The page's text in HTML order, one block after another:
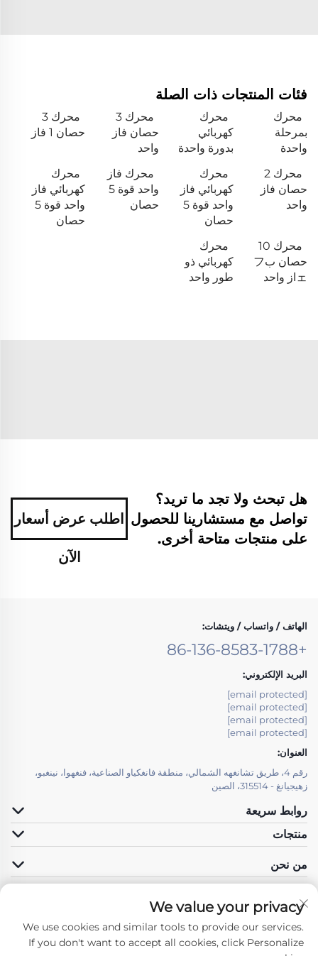
فئات المنتجات ذات الصلة
محرك
بمرحلة
واحدة
محرك
كهربائي
بدورة واحدة
محرك 3
حصان فاز
واحد
محرك 3
حصان 1 فاز
محرك 2
حصان فاز
واحد
محرك
كهربائي فاز
واحد قوة 5
حصان
محرك فاز
واحد قوة 5
حصان
محرك
كهربائي فاز
واحد قوة 5
حصان
محرك 10
حصان بフ
ェاز واحد
محرك
كهربائي ذو
طور واحد
هل تبحث ولا تجد ما تريد؟
تواصل مع مستشارينا للحصول
على منتجات متاحة أخرى.
اطلب عرض أسعار
الآن
الهاتف / واتساب / ويتشات:
+86-136-8583-1788
البريد الإلكتروني:
[email protected]
[email protected]
[email protected]
[email protected]
العنوان:
رقم 4، طريق تشانغهه الشمالي، منطقة فانغكياو الصناعية، فنغهوا، نينغبو،
زهيجيانغ - 315514، الصين
روابط سريعة
منتجات
من نحن
تابعونا
We value your privacy
We use cookies and similar tools to provide our services.
If you don't want to accept all cookies, click Personalize